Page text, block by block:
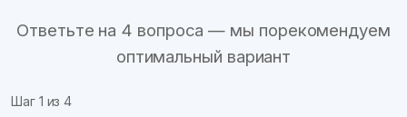
Ответьте на 4 вопроса — мы порекомендуем
оптимальный вариант
Шаг 1 из 4